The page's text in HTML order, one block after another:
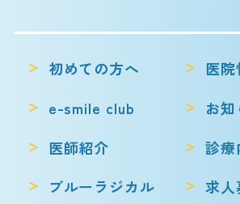
初めての方へ
医
e-smile club
お
医師紹介
診療
ブルーラジカル
求人